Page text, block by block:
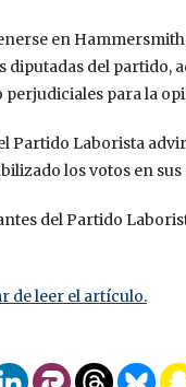
en
diputadas del
perjudiciales para la
Partido Laborista
los votos en
del Partido
de leer el artículo.